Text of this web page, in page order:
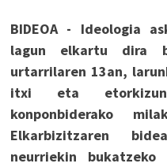
BIDEOA - Ideologia
lagun elkartu dira
urtarrilaren 13an,
itxi eta
konponbiderako
Elkarbizitzaren
neurriekin